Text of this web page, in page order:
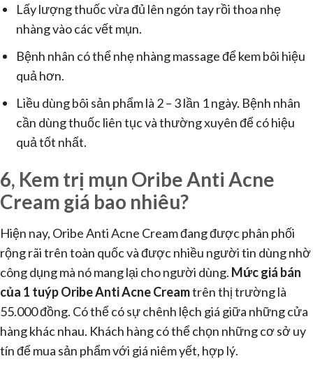
Lấy lượng thuốc vừa đủ lên ngón tay rồi thoa nhẹ
nhàng vào các vết mụn.
Bệnh nhân có thể nhẹ nhàng massage để kem bôi hiệu
quả hơn.
Liều dùng bôi sản phẩm là 2 – 3 lần 1 ngày. Bệnh nhân
cần dùng thuốc liên tục và thường xuyên để có hiệu
quả tốt nhất.
6, Kem trị mụn Oribe Anti Acne
Cream giá bao nhiêu?
Hiện nay, Oribe Anti Acne Cream đang được phân phối
rộng rãi trên toàn quốc và được nhiều người tin dùng nhờ
công dụng mà nó mang lại cho người dùng. Mức giá bán
của 1 tuýp Oribe Anti Acne Creamtrên thị trường là
55.000 đồng. Có thể có sự chênh lệch giá giữa những cửa
hàng khác nhau. Khách hàng có thể chọn những cơ sở uy
tín để mua sản phẩm với giá niêm yết, hợp lý.